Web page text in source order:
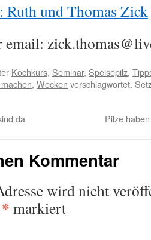
Ruth und Thomas Zick
Kochkurs, Seminar, Speisepilz,
, Wecken verschlagwortet.
da Pilze
Kommentar
wird nicht
* markiert